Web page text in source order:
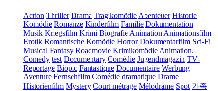
Action Thriller Drama TragikomödieAbenteuer Historie
Komödie Romanze Kinderfilm Familie Dokumentation
Musik Kriegsfilm Krimi BiografieAnimationAnimationsfilm
Erotik Romantische Komödie Horror Dokumentarfilm Sci-Fi
Musical Fantasy Roadmovie KrimikomödieAnimation.
Comedy test Documentary Comédie Jugendmagazin TV-
Reportage Biopic Fantastique Documentaire Werbung
Aventure Fernsehfilm Comédie dramatique Drame
Historienfilm Mystery Court métrage Mélodrame Spot 가족